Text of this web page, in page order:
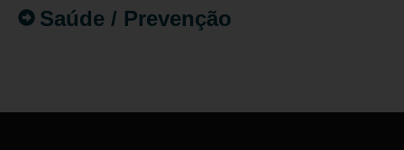
Saúde / Prevenção